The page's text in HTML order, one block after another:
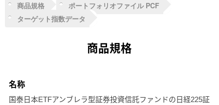
商品規格
ポートフォリオファイル PCF
ターゲット指数データ
商品規格
国泰日本ETFアンブレラ型証券投資信託ファンドの日経225証